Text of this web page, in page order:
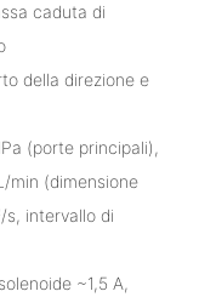
caduta di
della direzione e
(porte principali),
min (dimensione
s, intervallo di
~1,5 A,